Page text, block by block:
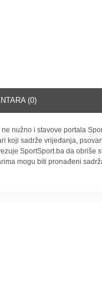
(0)
nužno i stavove portala
koji sadrže vrijeđanja,
SportSport.ba da obriše
mogu biti pronađeni